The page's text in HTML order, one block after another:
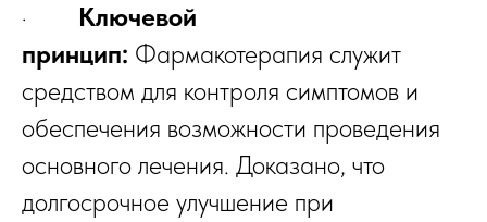
· Ключевой
принцип: Фармакотерапия служит
средством для контроля симптомов и
обеспечения возможности проведения
основного лечения. Доказано, что
долгосрочное улучшение при